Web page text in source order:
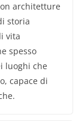
architetture
storia
vita
spesso
luoghi che
capace di